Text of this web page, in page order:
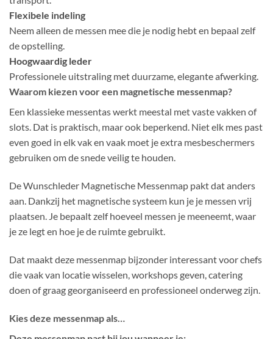
Flexibele indeling
Neem alleen de messen mee die je nodig hebt en bepaal zelf
de opstelling.
Hoogwaardig leder
Professionele uitstraling met duurzame, elegante afwerking.
Waarom kiezen voor een magnetische messenmap?
Een klassieke messentas werkt meestal met vaste vakken of
slots. Dat is praktisch, maar ook beperkend. Niet elk mes past
even goed in elk vak en vaak moet je extra mesbeschermers
gebruiken om de snede veilig te houden.
De Wunschleder Magnetische Messenmap pakt dat anders
aan. Dankzij het magnetische systeem kun je je messen vrij
plaatsen. Je bepaalt zelf hoeveel messen je meeneemt, waar
je ze legt en hoe je de ruimte gebruikt.
Dat maakt deze messenmap bijzonder interessant voor chefs
die vaak van locatie wisselen, workshops geven, catering
doen of graag georganiseerd en professioneel onderweg zijn.
Kies deze messenmap als…